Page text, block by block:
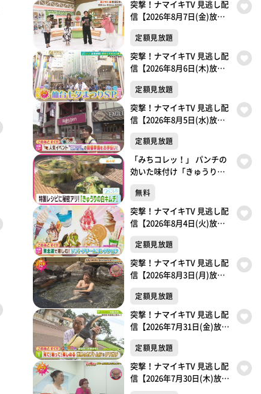
突撃！ナマイキTV 見逃し配
信【2026年8月7日(金)放送
定額見放題
突撃！ナマイキTV 見逃し配
信【2026年8月6日(木)放送
定額見放題
突撃！ナマイキTV 見逃し配
信【2026年8月5日(水)放送
定額見放題
「みちコレッ！」 パンチの
効いた味付け「きゅうりの
駅】
無料
突撃！ナマイキTV 見逃し配
信【2026年8月4日(火)放送
定額見放題
突撃！ナマイキTV 見逃し配
信【2026年8月3日(月)放送
定額見放題
突撃！ナマイキTV 見逃し配
信【2026年7月31日(金)放送
定額見放題
突撃！ナマイキTV 見逃し配
信【2026年7月30日(木)放送